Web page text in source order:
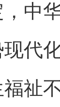
中
代
祉